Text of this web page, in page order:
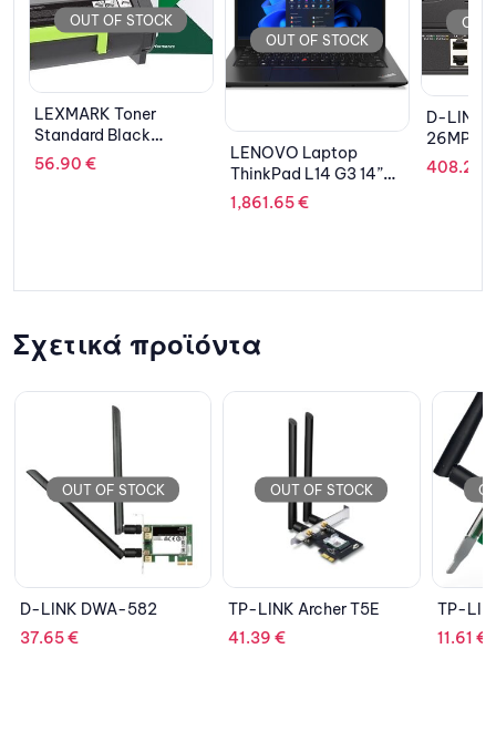
OUT OF STOCK
LENOVO Laptop
ThinkPad L14 G3 14”
OUT OF STOCK
GIGABIT POE+
SWITCH
408.21€
TK-
Σχετικά προϊόντα
OUT OF STOCK
TP-LINK Archer T5E
41.39
OUT OF STOCK
TP-LINK TL-WN781ND
11.61
TP-